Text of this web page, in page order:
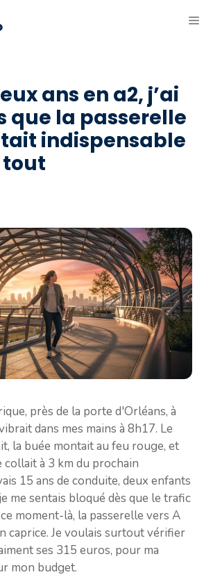
ans en a2, j’ai
que la passerelle
indispensable
près de la porte d'Orléans, à
dans mes mains à 8h17. Le
la buée montait au feu rouge, et
à 3 km du prochain
15 ans de conduite, deux enfants
me sentais bloqué dès que le trafic
moment-là, la passerelle vers A
caprice. Je voulais surtout vérifier
ses 315 euros, pour ma
mon budget.